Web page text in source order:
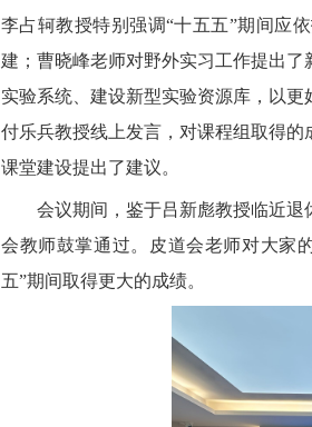
李占轲教授特别强调“十五五”期间应
建；曹晓峰老师对野外实习工作提出
实验系统、建设新型实验资源库，以
付乐兵教授线上发言，对课程组取得
课堂建设提出了建议。
会议期间，鉴于吕新彪教授临近
会教师鼓掌通过。皮道会老师对大家
五”期间取得更大的成绩。